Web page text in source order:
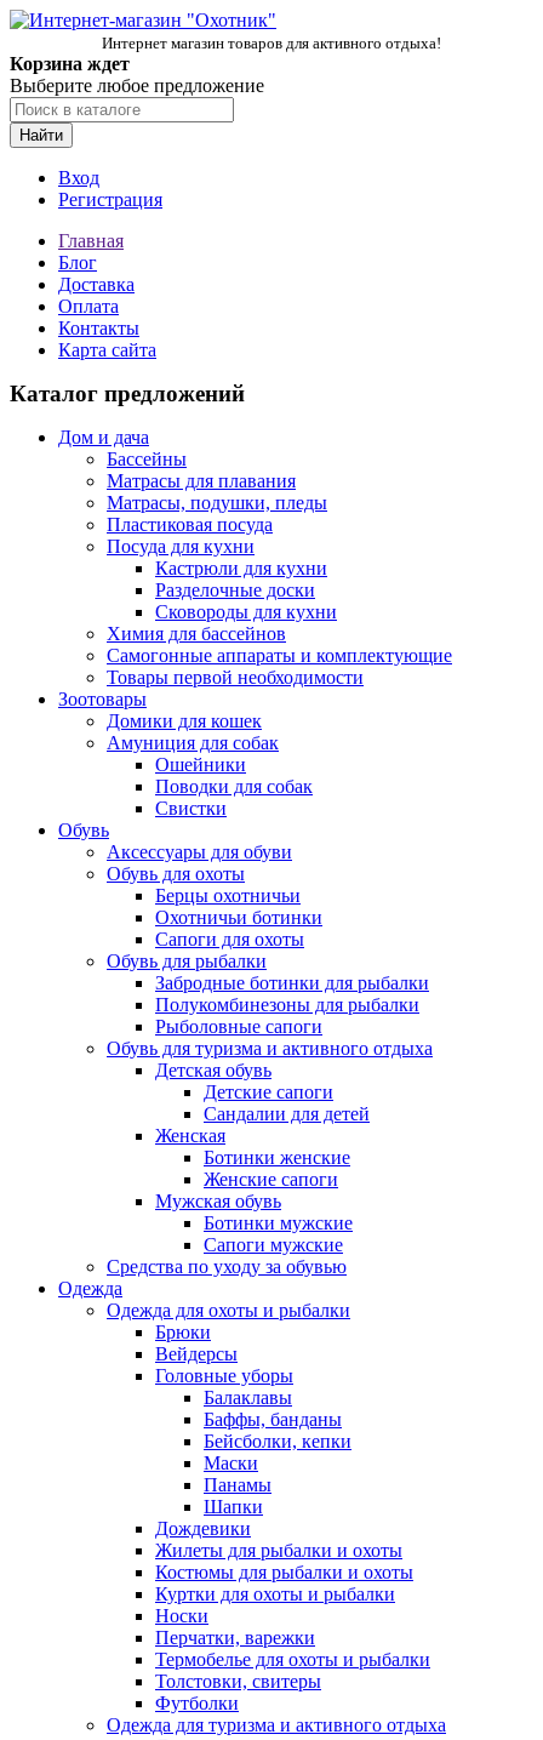
Интернет магазин товаров для активного отдыха!
Корзина ждет
Выберите любое предложение
Найти
Вход
Регистрация
Главная
Блог
Доставка
Оплата
Контакты
Карта сайта
Каталог предложений
Дом и дача
Бассейны
Матрасы для плавания
Матрасы, подушки, пледы
Пластиковая посуда
Посуда для кухни
Кастрюли для кухни
Разделочные доски
Сковороды для кухни
Химия для бассейнов
Самогонные аппараты и комплектующие
Товары первой необходимости
Зоотовары
Домики для кошек
Амуниция для собак
Ошейники
Поводки для собак
Свистки
Обувь
Аксессуары для обуви
Обувь для охоты
Берцы охотничьи
Охотничьи ботинки
Сапоги для охоты
Обувь для рыбалки
Забродные ботинки для рыбалки
Полукомбинезоны для рыбалки
Рыболовные сапоги
Обувь для туризма и активного отдыха
Детская обувь
Детские сапоги
Сандалии для детей
Женская
Ботинки женские
Женские сапоги
Мужская обувь
Ботинки мужские
Сапоги мужские
Средства по уходу за обувью
Одежда
Одежда для охоты и рыбалки
Брюки
Вейдерсы
Головные уборы
Балаклавы
Баффы, банданы
Бейсболки, кепки
Маски
Панамы
Шапки
Дождевики
Жилеты для рыбалки и охоты
Костюмы для рыбалки и охоты
Куртки для охоты и рыбалки
Носки
Перчатки, варежки
Термобелье для охоты и рыбалки
Толстовки, свитеры
Футболки
Одежда для туризма и активного отдыха